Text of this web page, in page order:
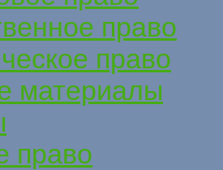
право
право
материалы
право